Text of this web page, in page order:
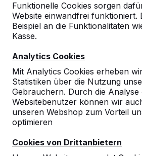
Funktionelle Cookies sorgen
Website einwandfrei funktioniert.
Beispiel an die Funktionalitäten
Kasse.
Analytics Cookies
Mit Analytics Cookies erheben
Statistiken über die Nutzung
Gebrauchern. Durch die Analyse
Websitebenutzer können wir
unseren Webshop zum Vorteil
optimieren
Cookies von Drittanbietern